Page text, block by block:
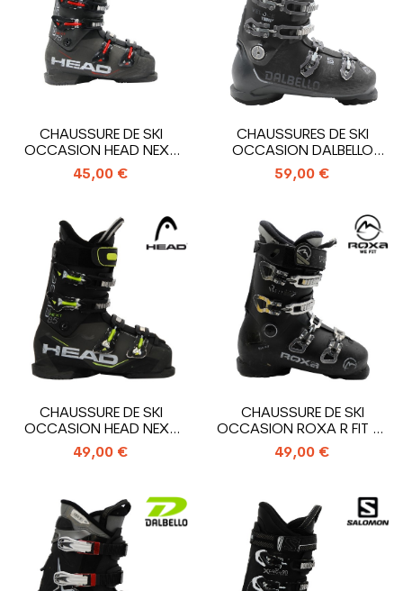
CHAUSSURE DE SKI
OCCASION HEAD NEXT
EDGE 75
45,00 €
CHAUSSURES DE SKI
OCCASION DALBELLO
VELOCE LTD
59,00 €
CHAUSSURE DE SKI
OCCASION HEAD NEXT
EDGE 85
49,00 €
CHAUSSURE DE SKI
OCCASION ROXA R FIT 80
ULTRALIGHT
49,00 €